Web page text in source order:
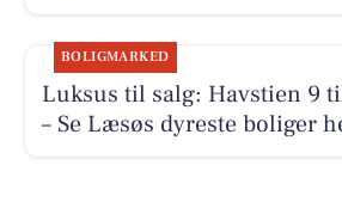
BOLIGMARKED
Luksus til salg: Havstien 9
– Se Læsøs dyreste boliger